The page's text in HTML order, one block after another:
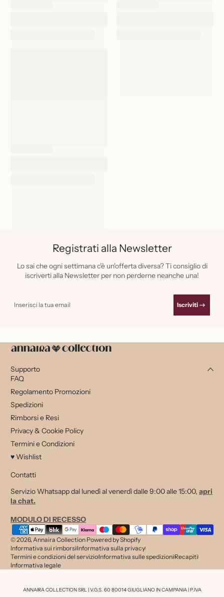
Registrati alla Newsletter
Lo sai che ogni settimana c'è un'offerta diversa? Ti consiglio di
iscriverti alla Newsletter per non perderne neanche una!
Inserisci la tua email Iscriviti
Supporto
FAQ
Regolamento Promozioni
Spedizioni
Rimborsi e Resi
Privacy & Cookie Policy
Termini e Condizioni
♥ Wishlist
Contatti
Servizio Whatsapp dal lunedì al venerdì dalle 9:00 alle 15:00, apri
la chat.
MODULO DI RECESSO
Metodi di pagamento
© 2026,Annaira Collection Powered by Shopify
Informativa sui rimborsi Informativa sulla privacy
Termini e condizioni del servizioInformativa sulle spedizioni Recapiti
Informativa legale
ANNAIRA COLLECTION SRL | V.G.S. 60 80014 GIUGLIANO IN CAMPANIA | P.IVA